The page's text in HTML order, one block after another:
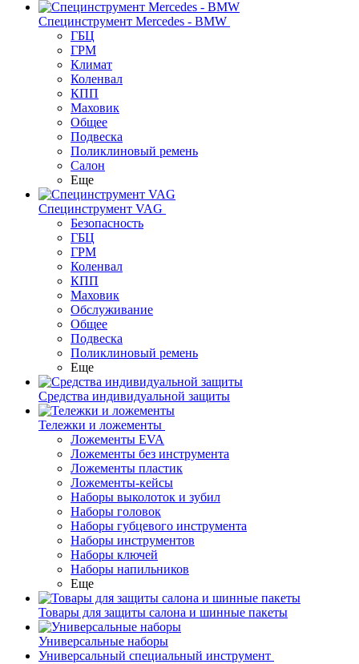
Специнструмент Mercedes - BMW
ГБЦ
ГРМ
Климат
Коленвал
КПП
Маховик
Общее
Подвеска
Поликлиновый ремень
Салон
Еще
Специнструмент VAG
Безопасность
ГБЦ
ГРМ
Коленвал
КПП
Маховик
Обслуживание
Общее
Подвеска
Поликлиновый ремень
Еще
Средства индивидуальной защиты
Тележки и ложементы
Ложементы EVA
Ложементы без инструмента
Ложементы пластик
Ложементы-кейсы
Наборы выколоток и зубил
Наборы головок
Наборы губцевого инструмента
Наборы инструментов
Наборы ключей
Наборы напильников
Еще
Товары для защиты салона и шинные пакеты
Универсальные наборы
Универсальный специальный инструмент